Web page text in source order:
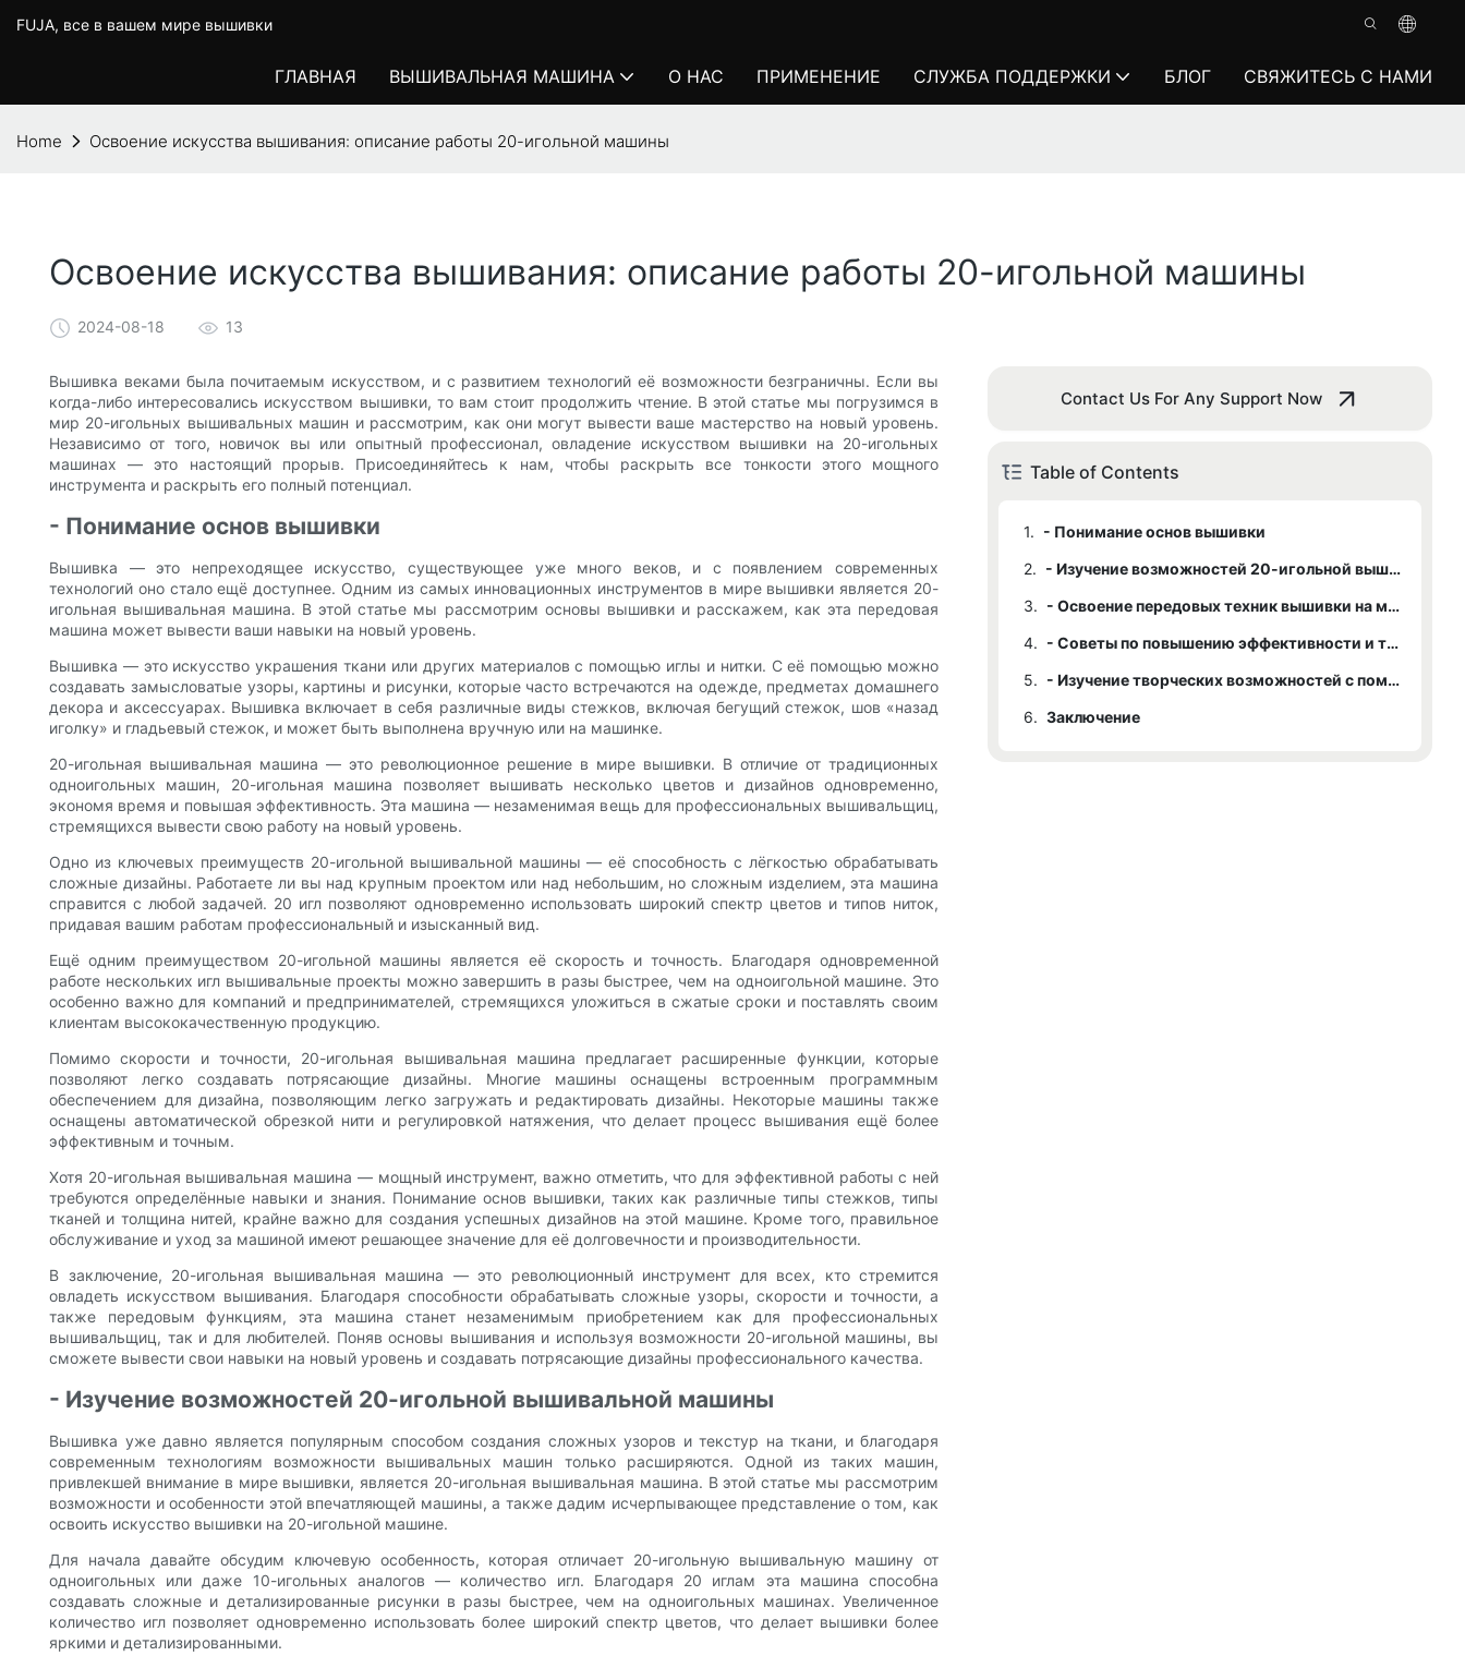
FUJA, все в вашем мире вышивки
ГЛАВНАЯ ВЫШИВАЛЬНАЯ МАШИНА О НАС ПРИМЕНЕНИЕ СЛУЖБА ПОДДЕРЖКИ БЛОГ СВЯЖИТЕСЬ С НАМИ
Home Освоение искусства вышивания: описание работы 20-игольной машины
Освоение искусства вышивания: описание работы 20-игольной машины
2024-08-18 13
Вышивка веками была почитаемым искусством, и с развитием технологий её возможности безграничны. Если вы
когда-либо интересовались искусством вышивки, то вам стоит продолжить чтение. В этой статье мы погрузимся в
мир 20-игольных вышивальных машин и рассмотрим, как они могут вывести ваше мастерство на новый уровень.
Независимо от того, новичок вы или опытный профессионал, овладение искусством вышивки на 20-игольных
машинах — это настоящий прорыв. Присоединяйтесь к нам, чтобы раскрыть все тонкости этого мощного
инструмента и раскрыть его полный потенциал.
- Понимание основ вышивки
Вышивка — это непреходящее искусство, существующее уже много веков, и с появлением современных
технологий оно стало ещё доступнее. Одним из самых инновационных инструментов в мире вышивки является 20-
игольная вышивальная машина. В этой статье мы рассмотрим основы вышивки и расскажем, как эта передовая
машина может вывести ваши навыки на новый уровень.
Вышивка — это искусство украшения ткани или других материалов с помощью иглы и нитки. С её помощью можно
создавать замысловатые узоры, картины и рисунки, которые часто встречаются на одежде, предметах домашнего
декора и аксессуарах. Вышивка включает в себя различные виды стежков, включая бегущий стежок, шов «назад
иголку» и гладьевый стежок, и может быть выполнена вручную или на машинке.
20-игольная вышивальная машина — это революционное решение в мире вышивки. В отличие от традиционных
одноигольных машин, 20-игольная машина позволяет вышивать несколько цветов и дизайнов одновременно,
экономя время и повышая эффективность. Эта машина — незаменимая вещь для профессиональных вышивальщиц,
стремящихся вывести свою работу на новый уровень.
Одно из ключевых преимуществ 20-игольной вышивальной машины — её способность с лёгкостью обрабатывать
сложные дизайны. Работаете ли вы над крупным проектом или над небольшим, но сложным изделием, эта машина
справится с любой задачей. 20 игл позволяют одновременно использовать широкий спектр цветов и типов ниток,
придавая вашим работам профессиональный и изысканный вид.
Ещё одним преимуществом 20-игольной машины является её скорость и точность. Благодаря одновременной
работе нескольких игл вышивальные проекты можно завершить в разы быстрее, чем на одноигольной машине. Это
особенно важно для компаний и предпринимателей, стремящихся уложиться в сжатые сроки и поставлять своим
клиентам высококачественную продукцию.
Помимо скорости и точности, 20-игольная вышивальная машина предлагает расширенные функции, которые
позволяют легко создавать потрясающие дизайны. Многие машины оснащены встроенным программным
обеспечением для дизайна, позволяющим легко загружать и редактировать дизайны. Некоторые машины также
оснащены автоматической обрезкой нити и регулировкой натяжения, что делает процесс вышивания ещё более
эффективным и точным.
Хотя 20-игольная вышивальная машина — мощный инструмент, важно отметить, что для эффективной работы с ней
требуются определённые навыки и знания. Понимание основ вышивки, таких как различные типы стежков, типы
тканей и толщина нитей, крайне важно для создания успешных дизайнов на этой машине. Кроме того, правильное
обслуживание и уход за машиной имеют решающее значение для её долговечности и производительности.
В заключение, 20-игольная вышивальная машина — это революционный инструмент для всех, кто стремится
овладеть искусством вышивания. Благодаря способности обрабатывать сложные узоры, скорости и точности, а
также передовым функциям, эта машина станет незаменимым приобретением как для профессиональных
вышивальщиц, так и для любителей. Поняв основы вышивания и используя возможности 20-игольной машины, вы
сможете вывести свои навыки на новый уровень и создавать потрясающие дизайны профессионального качества.
- Изучение возможностей 20-игольной вышивальной машины
Вышивка уже давно является популярным способом создания сложных узоров и текстур на ткани, и благодаря
современным технологиям возможности вышивальных машин только расширяются. Одной из таких машин,
привлекшей внимание в мире вышивки, является 20-игольная вышивальная машина. В этой статье мы рассмотрим
возможности и особенности этой впечатляющей машины, а также дадим исчерпывающее представление о том, как
освоить искусство вышивки на 20-игольной машине.
Для начала давайте обсудим ключевую особенность, которая отличает 20-игольную вышивальную машину от
одноигольных или даже 10-игольных аналогов — количество игл. Благодаря 20 иглам эта машина способна
создавать сложные и детализированные рисунки в разы быстрее, чем на одноигольных машинах. Увеличенное
количество игл позволяет одновременно использовать более широкий спектр цветов, что делает вышивки более
яркими и детализированными.
Contact Us For Any Support Now
Table of Contents
1. - Понимание основ вышивки
2.
- Изучение возможностей 20-игольной вышивальной машины
3.
- Освоение передовых техник вышивки на многоигольной машине
4.
- Советы по повышению эффективности и точности вышивки
5.
- Изучение творческих возможностей с помощью 20-игольной вышивальной машины
6. Заключение